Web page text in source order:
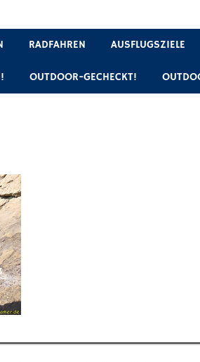
RADFAHREN AUSFLUGSZIELE
OUTDOOR-GECHECKT!